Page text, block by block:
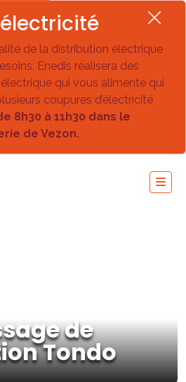
de la distribution électrique
Enedis réalisera des
qui vous alimente qui
coupures d’électricité
8h30 à 11h30 dans le
de Vezon.
de
Tondo